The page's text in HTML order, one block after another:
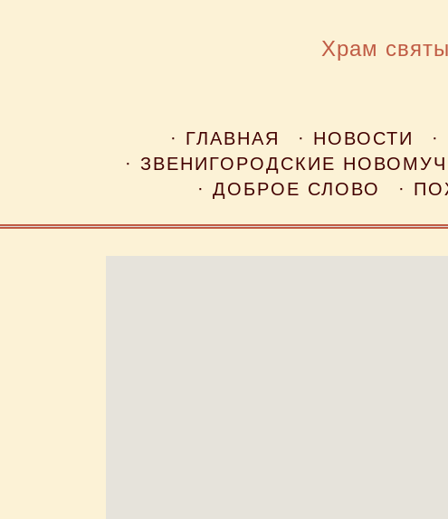
Храм
· ГЛАВНАЯ · НОВОСТИ
· ЗВЕНИГОРОДСКИЕ
· ДОБРОЕ СЛОВО
·